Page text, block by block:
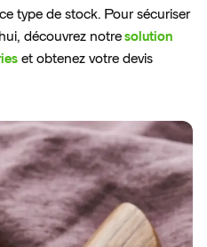
type de stock. Pour sécuriser
découvrez notresolution
et obtenez votre devis